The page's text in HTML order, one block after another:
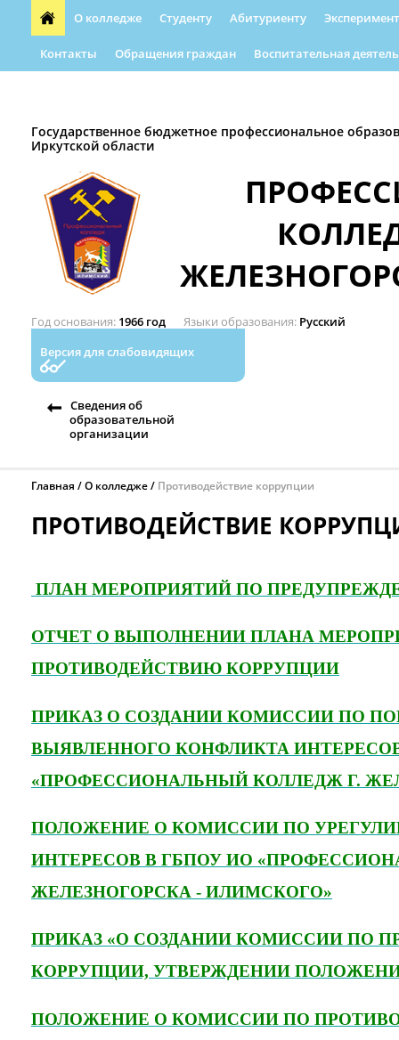
О колледже Студенту Абитуриенту
Контакты Обращения граждан Воспитательная
Государственное бюджетное профессиональное
Иркутской области
Год основания 1966 год Языки образования Русский
Версия для слабовидящих
Сведения об
образовательной
организации
Главная О колледже Противодействие коррупции
ПРОТИВОДЕЙСТВИЕ
ПЛАН МЕРОПРИЯТИЙ ПО
ОТЧЕТ О ВЫПОЛНЕНИИ ПЛАНА
ПРОТИВОДЕЙСТВИЮ КОРРУПЦИИ
ПРИКАЗ О СОЗДАНИИ КОМИССИИ ПО
ВЫЯВЛЕННОГО КОНФЛИКТА
«ПРОФЕССИОНАЛЬНЫЙ КОЛЛЕДЖ Г.
ПОЛОЖЕНИЕ О КОМИССИИ ПО
ИНТЕРЕСОВ В ГБПОУ ИО
ЖЕЛЕЗНОГОРСКА - ИЛИМСКОГО»
ПРИКАЗ «О СОЗДАНИИ КОМИССИИ ПО
КОРРУПЦИИ, УТВЕРЖДЕНИИ
ПОЛОЖЕНИЕ О КОМИССИИ ПО